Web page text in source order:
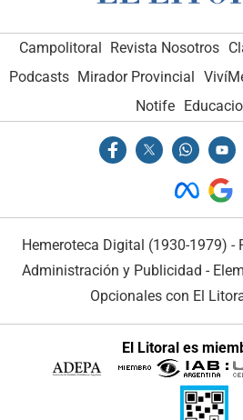
Campolitoral Revista Nosotros
Podcasts Mirador Provincial
Notife
Hemeroteca Digital (1930-1979) -
Administración y Publicidad -
Opcionales con El
El Litoral es